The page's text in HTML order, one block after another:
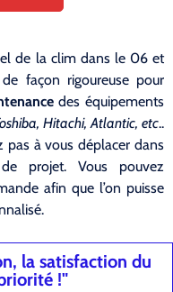
de la clim dans le 06 et
façon rigoureuse pour
des équipements
Hitachi, Atlantic, etc..
pas à vous déplacer dans
projet. Vous pouvez
afin que l’on puisse
la satisfaction du
!"